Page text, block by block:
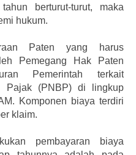
berturut-turut, maka
hukum.
Paten yang harus
Pemegang Hak Paten
Pemerintah terkait
Pajak (PNBP) di lingkup
Komponen biaya terdiri
klaim.
pembayaran biaya